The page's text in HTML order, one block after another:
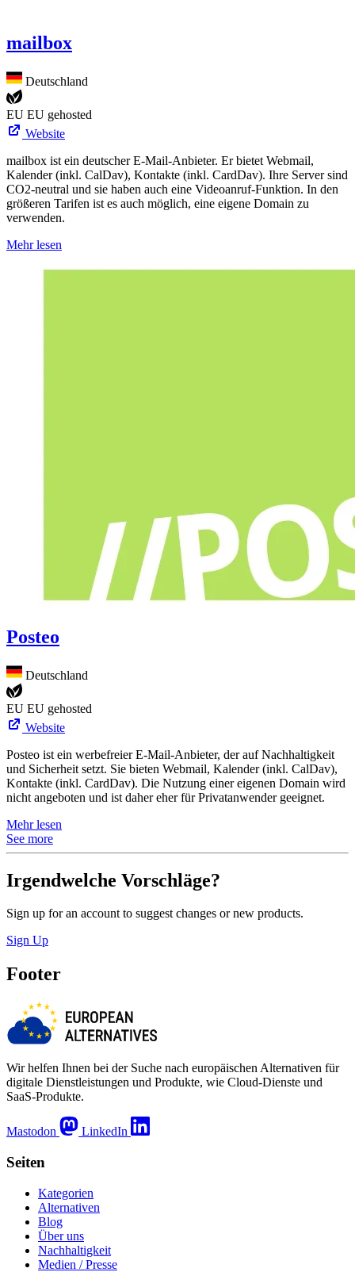
mailbox
Deutschland
EU EU gehosted
Website
mailbox ist ein deutscher E-Mail-Anbieter. Er bietet Webmail,
Kalender (inkl. CalDav), Kontakte (inkl. CardDav). Ihre Server sind
CO2-neutral und sie haben auch eine Videoanruf-Funktion. In den
größeren Tarifen ist es auch möglich, eine eigene Domain zu
verwenden.
Mehr lesen
Posteo
Deutschland
EU EU gehosted
Website
Posteo ist ein werbefreier E-Mail-Anbieter, der auf Nachhaltigkeit
und Sicherheit setzt. Sie bieten Webmail, Kalender (inkl. CalDav),
Kontakte (inkl. CardDav). Die Nutzung einer eigenen Domain wird
nicht angeboten und ist daher eher für Privatanwender geeignet.
Mehr lesen
See more
Irgendwelche Vorschläge?
Sign up for an account to suggest changes or new products.
Sign Up
Footer
Wir helfen Ihnen bei der Suche nach europäischen Alternativen für
digitale Dienstleistungen und Produkte, wie Cloud-Dienste und
SaaS-Produkte.
Mastodon LinkedIn
Seiten
Kategorien
Alternativen
Blog
Über uns
Nachhaltigkeit
Medien / Presse